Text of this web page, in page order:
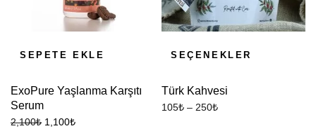
SEPETE EKLE
ExoPure Yaşlanma Karşıtı
Serum
2,100₺ 1,100₺
SEÇENEKLER
Türk Kahvesi
105₺ – 250₺